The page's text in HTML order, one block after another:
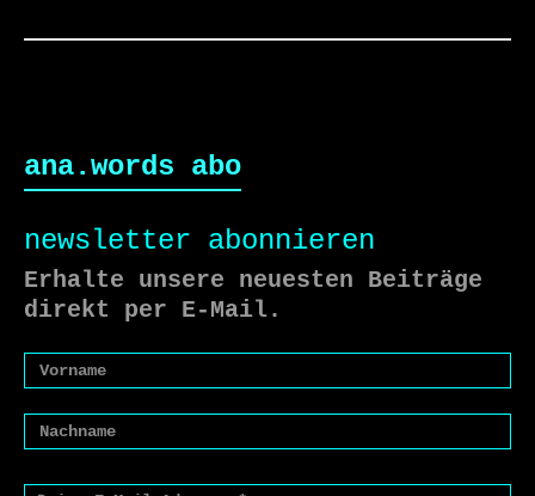
ana.words abo
newsletter abonnieren
Erhalte unsere neuesten Beiträge
direkt per E-Mail.